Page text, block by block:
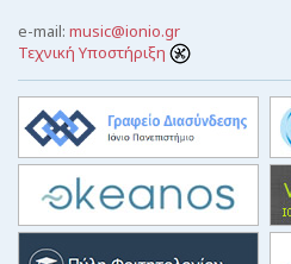
e-mail: music@ionio.gr
Τεχνική Υποστήριξη